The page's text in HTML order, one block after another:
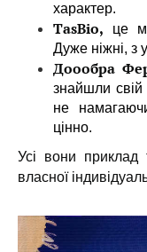
характер.
TasBio,
це
Дуже ніжні, з
Доообра
знайшли
не
цінно.
Усі вони
власної